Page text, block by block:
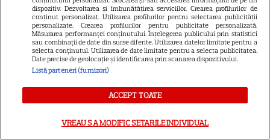
Catherine Clare (Amanda Seyfried), extrem
de încântați că au scăpat de aglomerația din
Manhattan și au reușit să se mute într-o
casă pitorească dintr-un cătun de țară, unde
pot trăi, în sfârșit, liniștiți. În curând, însă,
Catherine descoperă în casă o carte veche cu
inscripții terifiante, iar în jurul ei încep să
dispozitiv. Dezvoltarea și îmbunătățirea serviciilor. Crearea profilurilor de
conținut personalizat. Utilizarea profilurilor pentru selectarea publicității
personalizate. Crearea profilurilor pentru publicitate personalizată.
Măsurarea performanței conținutului. Înțelegerea publicului prin statistici
sau combinații de date din surse diferite. Utilizarea datelor limitate pentru a
selecta conținutul. Utilizarea de date limitate pentru a selecta publicitatea.
Date precise de geolocație și identificarea prin scanarea dispozitivului.
Listă parteneri (furnizori)
ACCEPT TOATE
VREAU SA MODIFIC SETARILE INDIVIDUAL